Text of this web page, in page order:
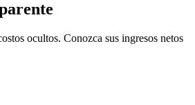
ocultos. Conozca sus ingresos netos